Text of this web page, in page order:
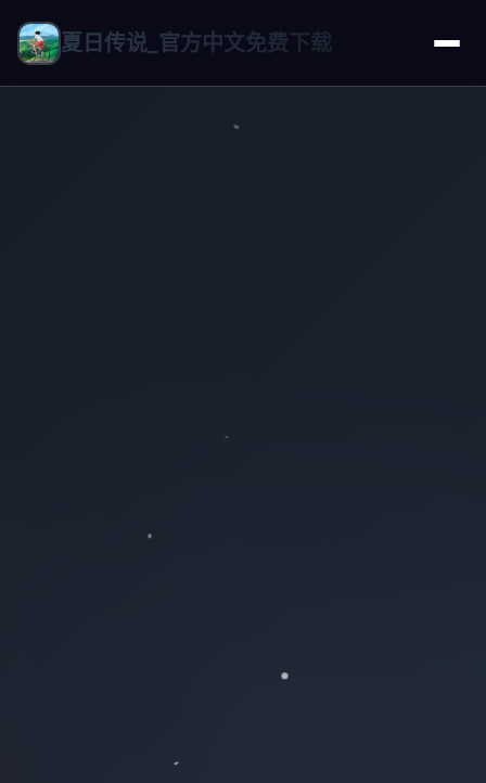
夏日传说_官方中文免费下载